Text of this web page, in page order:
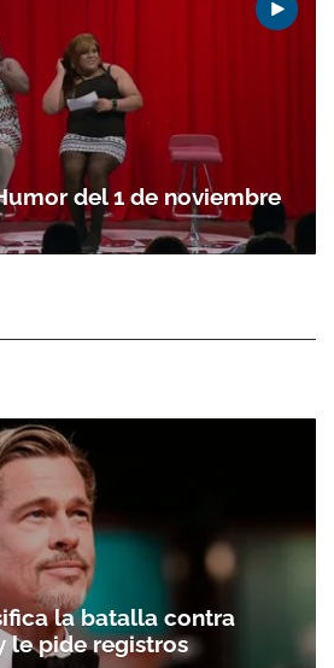
del 1 de noviembre
la batalla contra
le pide registros